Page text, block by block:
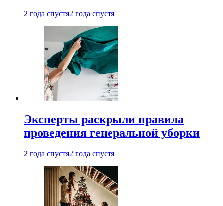
2 года спустя2 года спустя
Эксперты раскрыли правила
проведения генеральной уборки
2 года спустя2 года спустя